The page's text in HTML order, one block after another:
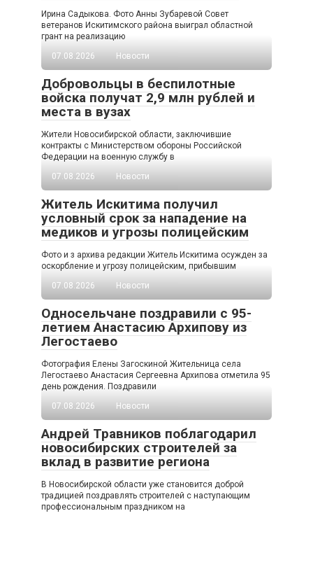
Ирина Садыкова. Фото Анны Зубаревой Совет
ветеранов Искитимского района выиграл областной
грант на реализацию
07.08.2026
Новости
Добровольцы в беспилотные
войска получат 2,9 млн рублей и
места в вузах
Жители Новосибирской области, заключившие
контракты с Министерством обороны Российской
Федерации на военную службу в
07.08.2026
Новости
Житель Искитима получил
условный срок за нападение на
медиков и угрозы полицейским
Фото и з архива редакции Житель Искитима осужден за
оскорбление и угрозу полицейским, прибывшим
07.08.2026
Новости
Односельчане поздравили с 95-
летием Анастасию Архипову из
Легостаево
Фотография Елены Загоскиной Жительница села
Легостаево Анастасия Сергеевна Архипова отметила 95
день рождения. Поздравили
07.08.2026
Новости
Андрей Травников поблагодарил
новосибирских строителей за
вклад в развитие региона
В Новосибирской области уже становится доброй
традицией поздравлять строителей с наступающим
профессиональным праздником на